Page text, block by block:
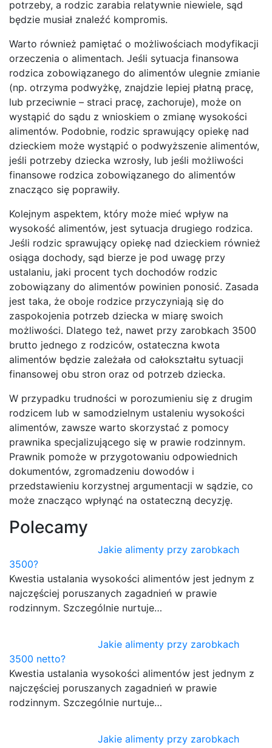
potrzeby, a rodzic zarabia relatywnie niewiele, sąd
będzie musiał znaleźć kompromis.
Warto również pamiętać o możliwościach modyfikacji
orzeczenia o alimentach. Jeśli sytuacja finansowa
rodzica zobowiązanego do alimentów ulegnie zmianie
(np. otrzyma podwyżkę, znajdzie lepiej płatną pracę,
lub przeciwnie – straci pracę, zachoruje), może on
wystąpić do sądu z wnioskiem o zmianę wysokości
alimentów. Podobnie, rodzic sprawujący opiekę nad
dzieckiem może wystąpić o podwyższenie alimentów,
jeśli potrzeby dziecka wzrosły, lub jeśli możliwości
finansowe rodzica zobowiązanego do alimentów
znacząco się poprawiły.
Kolejnym aspektem, który może mieć wpływ na
wysokość alimentów, jest sytuacja drugiego rodzica.
Jeśli rodzic sprawujący opiekę nad dzieckiem również
osiąga dochody, sąd bierze je pod uwagę przy
ustalaniu, jaki procent tych dochodów rodzic
zobowiązany do alimentów powinien ponosić. Zasada
jest taka, że oboje rodzice przyczyniają się do
zaspokojenia potrzeb dziecka w miarę swoich
możliwości. Dlatego też, nawet przy zarobkach 3500
brutto jednego z rodziców, ostateczna kwota
alimentów będzie zależała od całokształtu sytuacji
finansowej obu stron oraz od potrzeb dziecka.
W przypadku trudności w porozumieniu się z drugim
rodzicem lub w samodzielnym ustaleniu wysokości
alimentów, zawsze warto skorzystać z pomocy
prawnika specjalizującego się w prawie rodzinnym.
Prawnik pomoże w przygotowaniu odpowiednich
dokumentów, zgromadzeniu dowodów i
przedstawieniu korzystnej argumentacji w sądzie, co
może znacząco wpłynąć na ostateczną decyzję.
Polecamy
Jakie alimenty przy zarobkach
3500?
Kwestia ustalania wysokości alimentów jest jednym z
najczęściej poruszanych zagadnień w prawie
rodzinnym. Szczególnie nurtuje…
Jakie alimenty przy zarobkach
3500 netto?
Kwestia ustalania wysokości alimentów jest jednym z
najczęściej poruszanych zagadnień w prawie
rodzinnym. Szczególnie nurtuje…
Jakie alimenty przy zarobkach